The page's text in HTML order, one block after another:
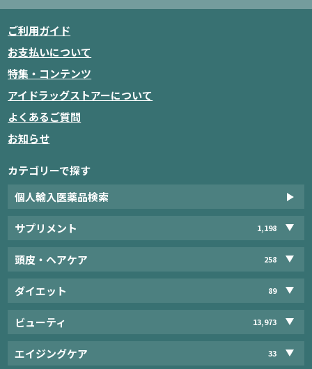
ご利用ガイド
お支払いについて
特集・コンテンツ
アイドラッグストアーについて
よくあるご質問
お知らせ
カテゴリーで探す
個人輸入医薬品検索
サプリメント 1,198
頭皮・ヘアケア 258
ダイエット 89
ビューティ 13,973
エイジングケア 33